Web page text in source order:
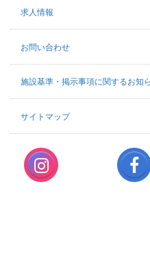
求人情報
お問い合わせ
施設基準・掲示事項に関するお知
サイトマップ